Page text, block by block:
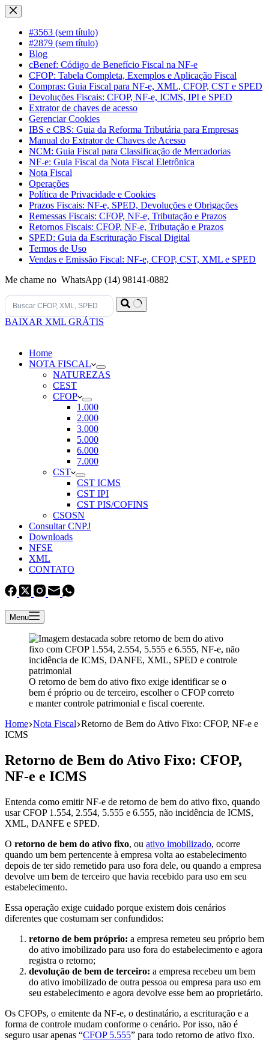
Pular
para
conteúdo
#3563 (sem título)
#2879 (sem título)
Blog
cBenef: Código de Benefício Fiscal na NF-e
CFOP: Tabela Completa, Exemplos e Aplicação Fiscal
Compras: Guia Fiscal para NF-e, XML, CFOP, CST e SPED
Devoluções Fiscais: CFOP, NF-e, ICMS, IPI e SPED
Extrator de chaves de acesso
Gerenciar Cookies
IBS e CBS: Guia da Reforma Tributária para Empresas
Manual do Extrator de Chaves de Acesso
NCM: Guia Fiscal para Classificação de Mercadorias
NF-e: Guia Fiscal da Nota Fiscal Eletrônica
Nota Fiscal
Operações
Política de Privacidade e Cookies
Prazos Fiscais: NF-e, SPED, Devoluções e Obrigações
Remessas Fiscais: CFOP, NF-e, Tributação e Prazos
Retornos Fiscais: CFOP, NF-e, Tributação e Prazos
SPED: Guia da Escrituração Fiscal Digital
Termos de Uso
Vendas e Emissão Fiscal: NF-e, CFOP, CST, XML e SPED
Me chame no WhatsApp (14) 98141-0882
Sem
BAIXAR XML GRÁTIS
Home
NOTA FISCAL
NATUREZAS
CEST
CFOP
1.000
2.000
3.000
5.000
6.000
7.000
CST
CST ICMS
CST IPI
CST PIS/COFINS
CSOSN
Consultar CNPJ
Downloads
NFSE
XML
CONTATO
Menu
O retorno de bem do ativo fixo exige identificar se o
bem é próprio ou de terceiro, escolher o CFOP correto
e manter controle patrimonial e fiscal coerente.
Home Nota Fiscal Retorno de Bem do Ativo Fixo: CFOP, NF-e e
ICMS
Retorno de Bem do Ativo Fixo: CFOP,
NF-e e ICMS
Entenda como emitir NF-e de retorno de bem do ativo fixo, quando
usar CFOP 1.554, 2.554, 5.555 e 6.555, não incidência de ICMS,
XML, DANFE e SPED.
O retorno de bem do ativo fixo, ou ativo imobilizado, ocorre
quando um bem pertencente à empresa volta ao estabelecimento
depois de ter sido remetido para uso fora dele, ou quando a empresa
devolve um bem de terceiro que havia recebido para uso em seu
estabelecimento.
Essa operação exige cuidado porque existem dois cenários
diferentes que costumam ser confundidos:
retorno de bem próprio: a empresa remeteu seu próprio bem
do ativo imobilizado para uso fora do estabelecimento e agora
registra o retorno;
devolução de bem de terceiro: a empresa recebeu um bem
do ativo imobilizado de outra pessoa ou empresa para uso em
seu estabelecimento e agora devolve esse bem ao proprietário.
Os CFOPs, o emitente da NF-e, o destinatário, a escrituração e a
forma de controle mudam conforme o cenário. Por isso, não é
seguro usar apenas “CFOP 5.555” para todo retorno de ativo fixo.